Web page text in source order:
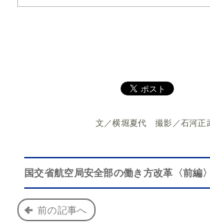
文／横堀夏代 撮影／石河正
国交省航空局安全部の働き方改革〈前編〉
前の記事へ